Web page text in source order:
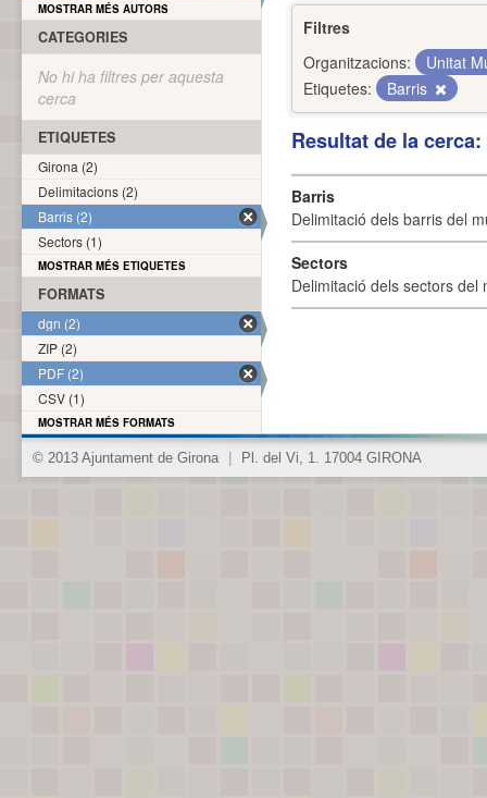
Filtres
Organitzacions:
Unitat
Etiquetes:
Barris
Resultat de la
Barris
Delimitació dels barris del
Sectors
Delimitació dels sectors del
MOSTRAR MÉS AUTORS
CATEGORIES
No hi ha filtres per aquesta
cerca
ETIQUETES
Girona (2)
Delimitacions (2)
Barris (2)
Sectors (1)
MOSTRAR MÉS ETIQUETES
FORMATS
dgn (2)
ZIP (2)
PDF (2)
CSV (1)
MOSTRAR MÉS FORMATS
© 2013 Ajuntament de Girona Pl. del Vi, 1. 17004 GIRONA